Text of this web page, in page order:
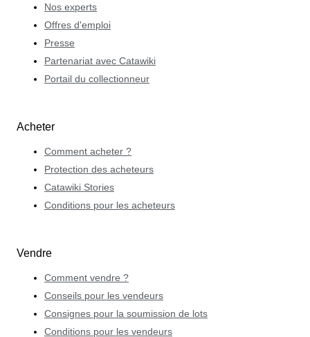
Nos experts
Offres d'emploi
Presse
Partenariat avec Catawiki
Portail du collectionneur
Acheter
Comment acheter ?
Protection des acheteurs
Catawiki Stories
Conditions pour les acheteurs
Vendre
Comment vendre ?
Conseils pour les vendeurs
Consignes pour la soumission de lots
Conditions pour les vendeurs